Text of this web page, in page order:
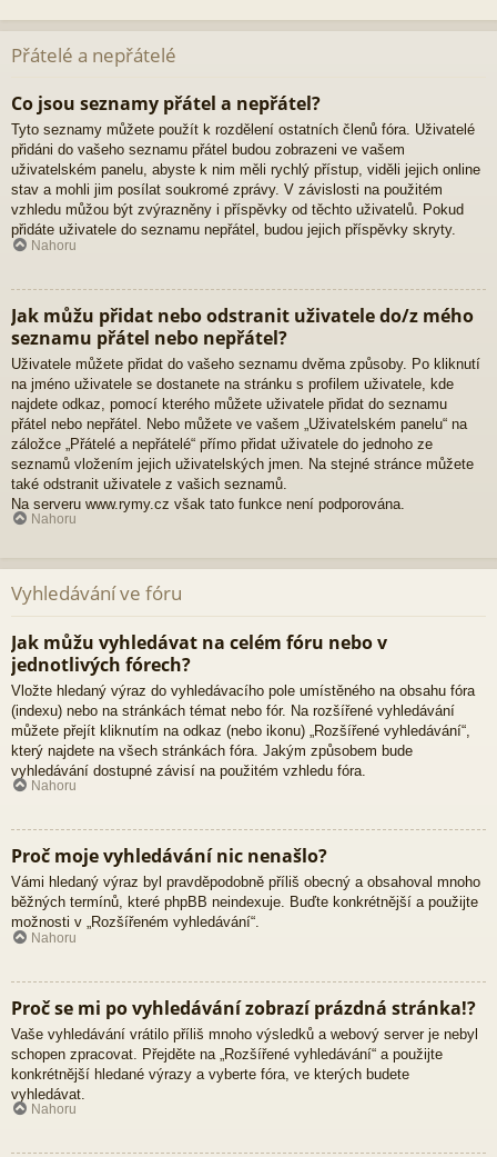
Přátelé a nepřátelé
Co jsou seznamy přátel a nepřátel?
Tyto seznamy můžete použít k rozdělení ostatních členů fóra. Uživatelé
přidáni do vašeho seznamu přátel budou zobrazeni ve vašem
uživatelském panelu, abyste k nim měli rychlý přístup, viděli jejich online
stav a mohli jim posílat soukromé zprávy. V závislosti na použitém
vzhledu můžou být zvýrazněny i příspěvky od těchto uživatelů. Pokud
přidáte uživatele do seznamu nepřátel, budou jejich příspěvky skryty.
Nahoru
Jak můžu přidat nebo odstranit uživatele do/z mého
seznamu přátel nebo nepřátel?
Uživatele můžete přidat do vašeho seznamu dvěma způsoby. Po kliknutí
na jméno uživatele se dostanete na stránku s profilem uživatele, kde
najdete odkaz, pomocí kterého můžete uživatele přidat do seznamu
přátel nebo nepřátel. Nebo můžete ve vašem „Uživatelském panelu“ na
záložce „Přátelé a nepřátelé“ přímo přidat uživatele do jednoho ze
seznamů vložením jejich uživatelských jmen. Na stejné stránce můžete
také odstranit uživatele z vašich seznamů.
Na serveru www.rymy.cz však tato funkce není podporována.
Nahoru
Vyhledávání ve fóru
Jak můžu vyhledávat na celém fóru nebo v
jednotlivých fórech?
Vložte hledaný výraz do vyhledávacího pole umístěného na obsahu fóra
(indexu) nebo na stránkách témat nebo fór. Na rozšířené vyhledávání
můžete přejít kliknutím na odkaz (nebo ikonu) „Rozšířené vyhledávání“,
který najdete na všech stránkách fóra. Jakým způsobem bude
vyhledávání dostupné závisí na použitém vzhledu fóra.
Nahoru
Proč moje vyhledávání nic nenašlo?
Vámi hledaný výraz byl pravděpodobně příliš obecný a obsahoval mnoho
běžných termínů, které phpBB neindexuje. Buďte konkrétnější a použijte
možnosti v „Rozšířeném vyhledávání“.
Nahoru
Proč se mi po vyhledávání zobrazí prázdná stránka!?
Vaše vyhledávání vrátilo příliš mnoho výsledků a webový server je nebyl
schopen zpracovat. Přejděte na „Rozšířené vyhledávání“ a použijte
konkrétnější hledané výrazy a vyberte fóra, ve kterých budete
vyhledávat.
Nahoru